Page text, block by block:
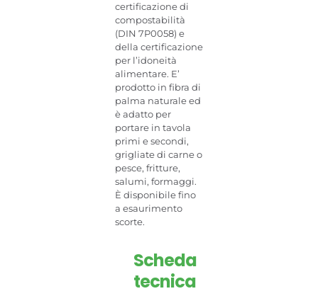
certificazione di
compostabilità
(DIN 7P0058) e
della certificazione
per l’idoneità
alimentare. E’
prodotto in fibra di
palma naturale ed
è adatto per
portare in tavola
primi e secondi,
grigliate di carne o
pesce, fritture,
salumi, formaggi.
È disponibile fino
a esaurimento
scorte.
Scheda
tecnica